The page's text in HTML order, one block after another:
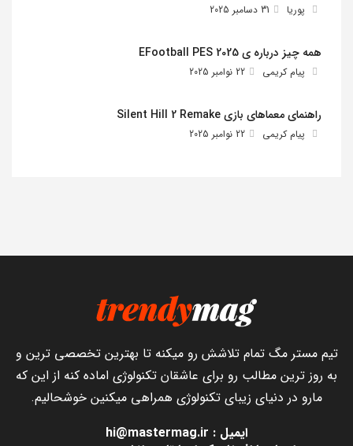
پوریا 31 دسامبر 2025
همه چیز درباره ی EFootball PES 2025
پیام کریمی 22 نوامبر 2025
راهنمای معماهای بازی Silent Hill 2 Remake
پیام کریمی 22 نوامبر 2025
تیم مستر مگ تمام تلاشش رو میکنه تا بهترین تخصصی ترین و
به روز ترین مطالب رو برای عاشقان تکنولوژی اماده کنه از این که
مارو در دنیای زیبای تکنولوژی همراهی میکنین خوشحالیم.
ایمیل : hi@mastermag.ir